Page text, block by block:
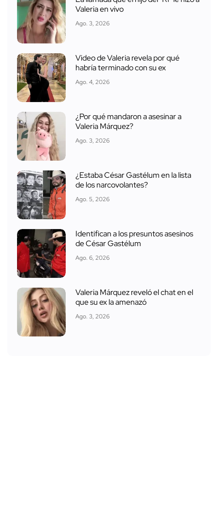
Valeria en vivo
Ago. 3, 2026
Video de Valeria revela por qué
habría terminado con su ex
Ago. 4, 2026
¿Por qué mandaron a asesinar a
Valeria Márquez?
Ago. 3, 2026
¿Estaba César Gastélum en la lista
de los narcovolantes?
Ago. 5, 2026
Identifican a los presuntos asesinos
de César Gastélum
Ago. 6, 2026
Valeria Márquez reveló el chat en el
que su ex la amenazó
Ago. 3, 2026